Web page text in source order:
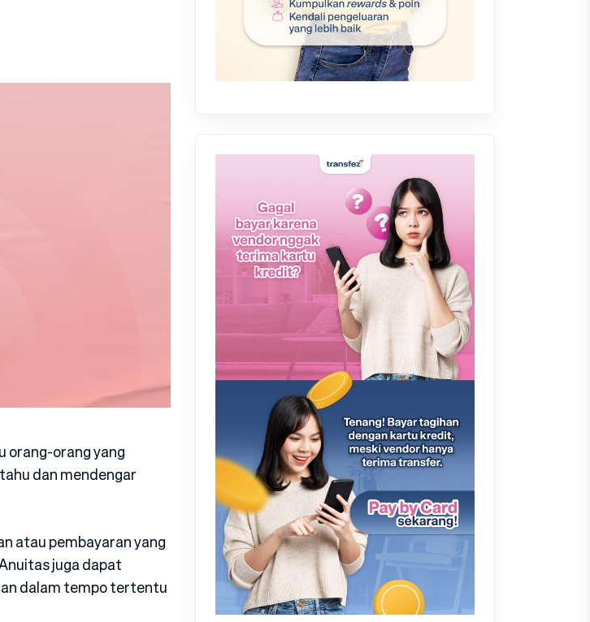
orang-orang yang
dan mendengar
atau pembayaran yang
juga dapat
dalam tempo tertentu